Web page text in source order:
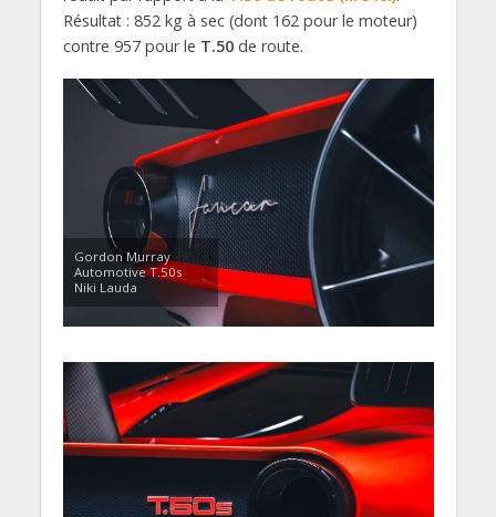
Résultat : 852 kg à sec (dont 162 pour le moteur)
contre 957 pour le T.50de route.
Gordon Murray
Automotive T.50s
Niki Lauda